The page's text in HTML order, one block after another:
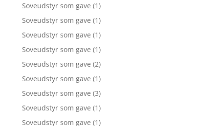
Soveudstyr som gave (1)
Soveudstyr som gave (1)
Soveudstyr som gave (1)
Soveudstyr som gave (1)
Soveudstyr som gave (2)
Soveudstyr som gave (1)
Soveudstyr som gave (3)
Soveudstyr som gave (1)
Soveudstyr som gave (1)